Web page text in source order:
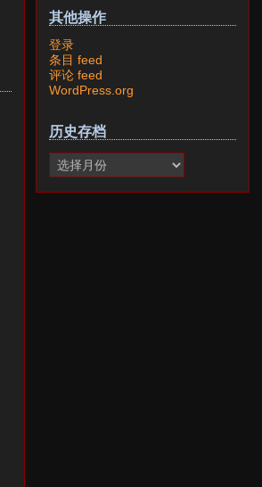
其他操作
登录
条目 feed
评论 feed
WordPress.org
历史存档